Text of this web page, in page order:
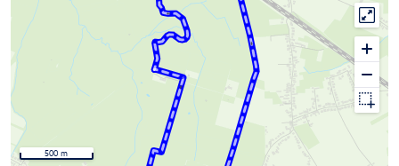
500 m